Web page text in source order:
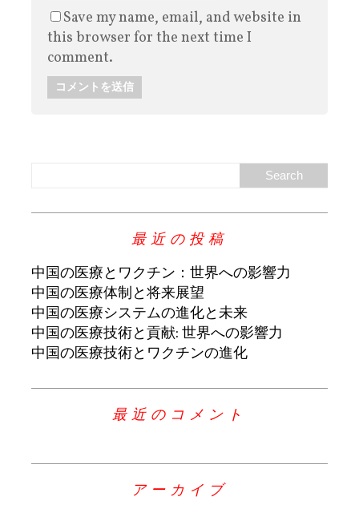
Save my name, email, and website in
this browser for the next time I
comment.
最近の投稿
中国の医療とワクチン：世界への影響力
中国の医療体制と将来展望
中国の医療システムの進化と未来
中国の医療技術と貢献: 世界への影響力
中国の医療技術とワクチンの進化
最近のコメント
アーカイブ